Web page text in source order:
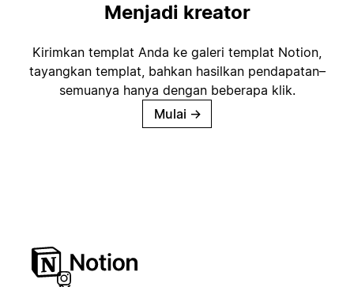
Menjadi kreator
Kirimkan templat Anda ke galeri templat Notion,
tayangkan templat, bahkan hasilkan pendapatan–
semuanya hanya dengan beberapa klik.
Mulai →